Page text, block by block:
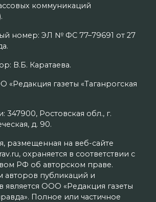
коммуникаций
номер: ЭЛ № ФС 77–79691 от 27
В.Б. Каратаева.
«Редакция газеты «Таганрогская
347900, Ростовская обл., г.
д. 90.
размещенная на веб-сайте
охраняется в соответствии с
РФ об авторском праве.
авторов публикаций и
является ООО «Редакция газеты
Полное или частичное